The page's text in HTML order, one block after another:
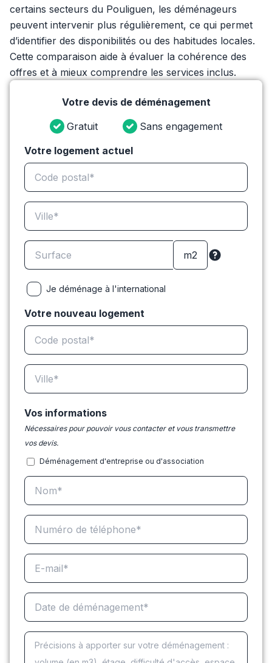
certains secteurs du Pouliguen, les déménageurs
peuvent intervenir plus régulièrement, ce qui permet
d’identifier des disponibilités ou des habitudes locales.
Cette comparaison aide à évaluer la cohérence des
offres et à mieux comprendre les services inclus.
Votre devis de déménagement
Gratuit
Sans engagement
Votre logement actuel
Je déménage à l'international
Votre nouveau logement
Vos informations
Nécessaires pour pouvoir vous contacter et vous transmettre
vos devis.
Déménagement d'entreprise ou d'association